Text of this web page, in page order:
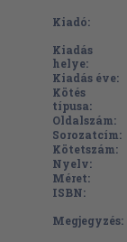
Kiadó:
Kiadás
helye:
Kiadás éve:
Kötés
típusa:
Oldalszám:
Sorozatcím:
Kötetszám:
Nyelv:
Méret:
ISBN:
Megjegyzés: